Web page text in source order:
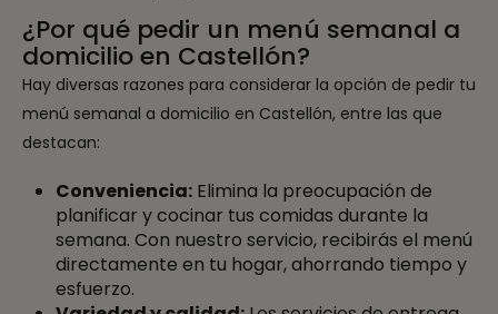
¿Por qué pedir un menú semanal a
domicilio en Castellón?
Hay diversas razones para considerar la opción de pedir tu
menú semanal a domicilio en Castellón, entre las que
destacan:
Conveniencia: Elimina la preocupación de
planificar y cocinar tus comidas durante la
semana. Con nuestro servicio, recibirás el menú
directamente en tu hogar, ahorrando tiempo y
esfuerzo.